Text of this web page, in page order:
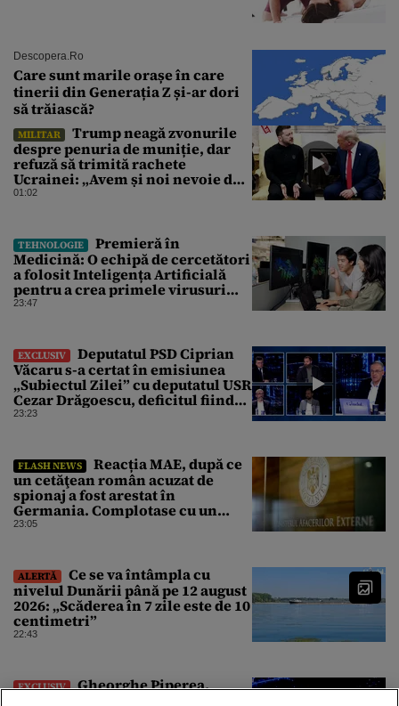
Descopera.ro
Care sunt marile orașe în care
tinerii din Generația Z și-ar dori
să trăiască?
MILITAR
Trump neagă zvonurile
despre penuria de muniție, dar
refuză să trimită rachete
Ucrainei: „Avem și noi nevoie de
rachete”
01:02
TEHNOLOGIE
Premieră în
Medicină: O echipă de cercetători
a folosit Inteligența Artificială
pentru a crea primele virusuri
sintetice la tratarea de E.coli
23:47
EXCLUSIV
Deputatul PSD Ciprian
Văcaru s-a certat în emisiunea
„Subiectul Zilei” cu deputatul USR
Cezar Drăgoescu, deficitul fiind
motivul scandalului
23:23
FLASH NEWS
Reacția MAE, după ce
un cetăţean român acuzat de
spionaj a fost arestat în
Germania. Complotase cu un
ucrainean ca să asasineze un
23:05
ALERTĂ
Ce se va întâmpla cu
nivelul Dunării până pe 12 august
2026: „Scăderea în 7 zile este de 10
centimetri”
22:43
EXCLUSIV
Gheorghe Piperea,